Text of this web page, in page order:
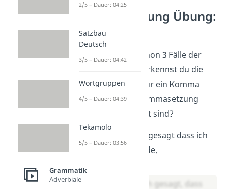
Kommasetzung Übung:
gemischt
Jetzt kennst du schon 3 Fälle der
Kommasetzung. Erkennst du die
richtigen Stellen für ein Komma
auch, wenn die Kommasetzung
Übungen gemischt sind?
Ich habe doch gesagt dass ich
dir helfen werde.
Ich habe doch gesagt, dass
2/5 – Dauer: 04:25
Satzbau
Deutsch
3/5 – Dauer: 04:42
Wortgruppen
4/5 – Dauer: 04:39
Tekamolo
5/5 – Dauer: 03:56
Grammatik
Adverbiale